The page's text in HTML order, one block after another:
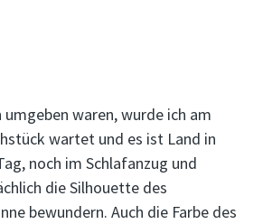
waren, wurde ich am
wartet und es ist Land in
noch im Schlafanzug und
die Silhouette des
bewundern. Auch die Farbe des